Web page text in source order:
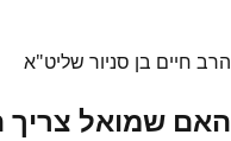
הרב חיים בן סניור שליט"א
האם שמואל צריך